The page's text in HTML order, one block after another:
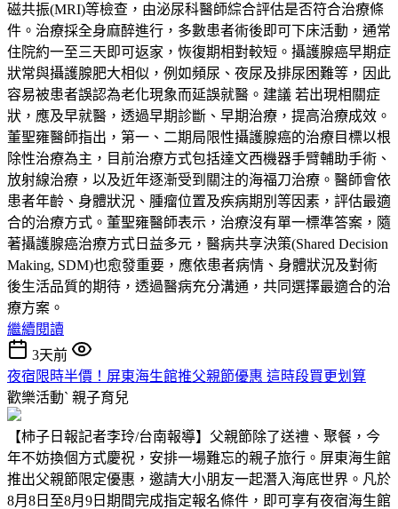
磁共振(MRI)等檢查，由泌尿科醫師綜合評估是否符合治療條
件。治療採全身麻醉進行，多數患者術後即可下床活動，通常
住院約一至三天即可返家，恢復期相對較短。攝護腺癌早期症
狀常與攝護腺肥大相似，例如頻尿、夜尿及排尿困難等，因此
容易被患者誤認為老化現象而延誤就醫。建議 若出現相關症
狀，應及早就醫，透過早期診斷、早期治療，提高治療成效。
董聖雍醫師指出，第一、二期局限性攝護腺癌的治療目標以根
除性治療為主，目前治療方式包括達文西機器手臂輔助手術、
放射線治療，以及近年逐漸受到關注的海福刀治療。醫師會依
患者年齡、身體狀況、腫瘤位置及疾病期別等因素，評估最適
合的治療方式。董聖雍醫師表示，治療沒有單一標準答案，隨
著攝護腺癌治療方式日益多元，醫病共享決策(Shared Decision
Making, SDM)也愈發重要，應依患者病情、身體狀況及對術
後生活品質的期待，透過醫病充分溝通，共同選擇最適合的治
療方案。
繼續閱讀
3天前
夜宿限時半價！屏東海生館推父親節優惠 這時段買更划算
歡樂活動ˋ 親子育兒
【柿子日報記者李玲/台南報導】父親節除了送禮、聚餐，今
年不妨換個方式慶祝，安排一場難忘的親子旅行。屏東海生館
推出父親節限定優惠，邀請大小朋友一起潛入海底世界。凡於
8月8日至8月9日期間完成指定報名條件，即可享有夜宿海生館